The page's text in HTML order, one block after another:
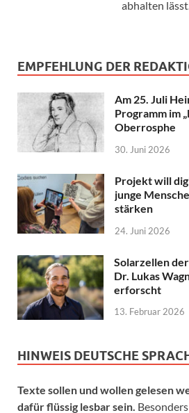
abhalten
EMPFEHLUNG DER
Am 25. Juli
Programm im
Oberrosphe
30. Juni 2026
Projekt will
junge
stärken
24. Juni 2026
Solarzellen
Dr. Lukas
erforscht
13. Februar 2026
HINWEIS DEUTSCHE
Texte sollen und wollen gelesen
dafür flüssig lesbar sein.